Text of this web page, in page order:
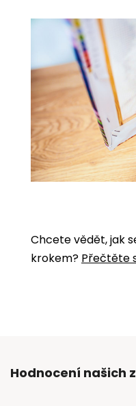
Chcete vědět, jak
krokem? Přečtěte
Hodnocení našich